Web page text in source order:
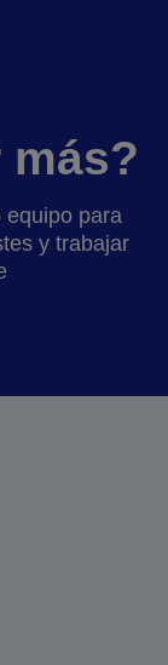
más?
equipo para
y trabajar